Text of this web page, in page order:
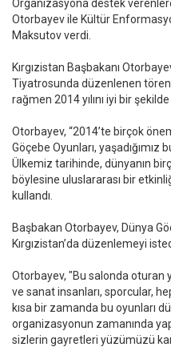
Organizasyona destek
Otorbayev ile Kültür
Maksutov verdi.
Kırgızistan Başbakanı
Tiyatrosunda düzenlenen
rağmen 2014 yılını iyi bir
Otorbayev, “2014’te birçok
Göçebe Oyunları,
Ülkemiz tarihinde, dünyanın
böylesine uluslararası bir
kullandı.
Başbakan Otorbayev, Dünya
Kırgızistan’da düzenlemeyi
Otorbayev, "Bu salonda oturan
ve sanat insanları, sporcular,
kısa bir zamanda bu oyunları
organizasyonun zamanında
sizlerin gayretleri yüzümüzü